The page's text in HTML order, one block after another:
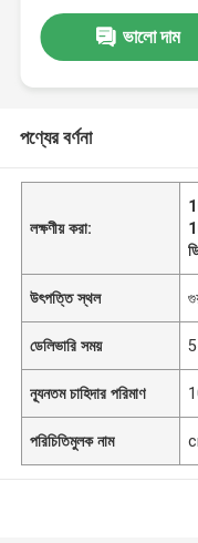
ভালো দাম
পণ্যের বর্ণনা
লক্ষণীয় করা:
উৎপত্তি স্থল
ডেলিভারি সময়
ন্যূনতম চাহিদার পরিমাণ
পরিচিতিমুলক নাম